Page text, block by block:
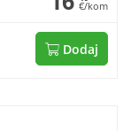
€/kom
Dodaj